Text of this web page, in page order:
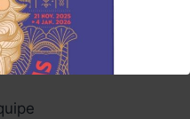
programmation